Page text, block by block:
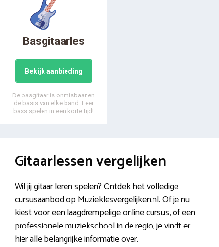
Basgitaarles
Bekijk aanbieding
De basgitaar is onmisbaar en
de basis van elke band. Leer
bass spelen in een korte tijd!
Gitaarlessen vergelijken
Wil jij gitaar leren spelen? Ontdek het volledige
cursusaanbod op Muzieklesvergelijken.nl. Of je nu
kiest voor een laagdrempelige online cursus, of een
professionele muziekschool in de regio, je vindt er
hier alle belangrijke informatie over.